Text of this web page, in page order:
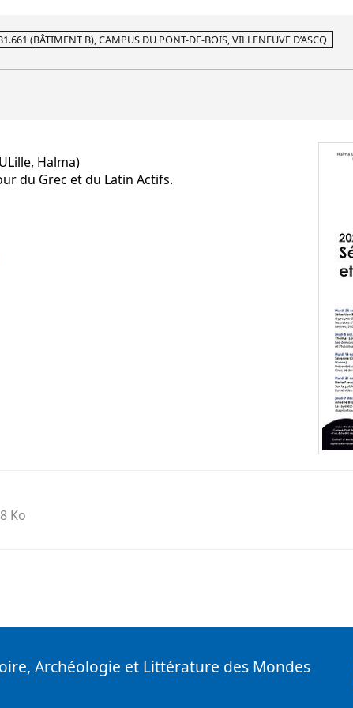
(BÂTIMENT B), CAMPUS DU PONT-DE-BOIS, VILLENEUVE D’ASCQ
Halma)
du Grec et du Latin Actifs.
Ko
Archéologie et Littérature des Mondes